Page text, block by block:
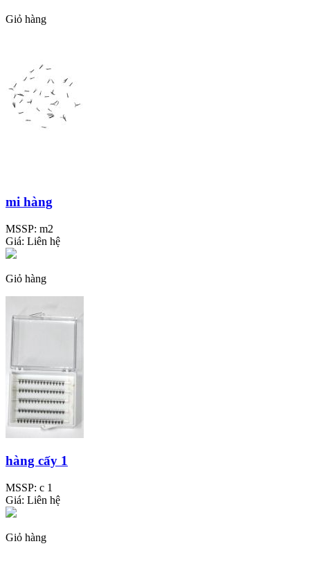
Giỏ hàng
mi hàng
MSSP: m2
Giá: Liên hệ
Giỏ hàng
hàng cấy 1
MSSP: c 1
Giá: Liên hệ
Giỏ hàng